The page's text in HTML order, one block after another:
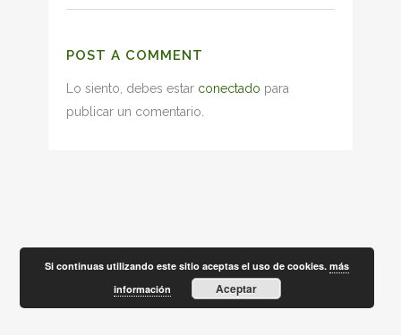
POST A COMMENT
Lo siento, debes estar conectado para
publicar un comentario.
Si continuas utilizando este sitio aceptas el uso de cookies.más
información
Aceptar